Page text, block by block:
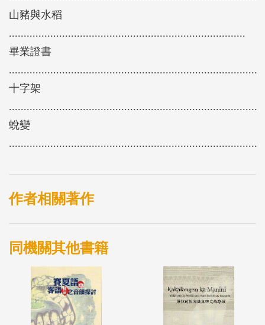
山豬與水稻
................................................................................
畢業證書
....................................................................................
十字架
....................................................................................
蛻變
....................................................................................
作者相關著作
同機關其他書籍